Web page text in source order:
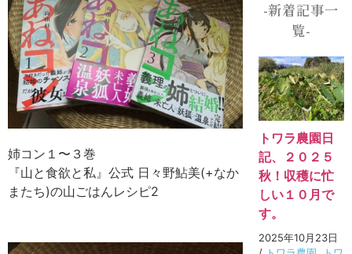
姉コン１〜３巻
『山と食欲と私』公式 日々野鮎美(+なか
またち)の山ごはんレシピ2
-新着記事一
覧-
トワラ農園日
記、２０２５
秋！収穫に忙
しい１０月で
す。
2025年10月23日